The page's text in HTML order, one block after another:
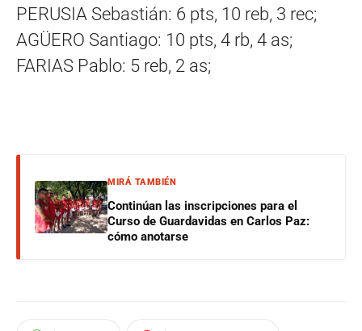
PERUSIA Sebastián: 6 pts, 10 reb, 3 rec;
AGÜERO Santiago: 10 pts, 4 rb, 4 as;
FARIAS Pablo: 5 reb, 2 as;
MIRÁ TAMBIÉN
Continúan las inscripciones para el
Curso de Guardavidas en Carlos Paz:
cómo anotarse